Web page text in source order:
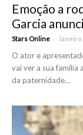
Emoção a
Garcia
Stars Online - Janeiro
O ator e
vai ver a sua família
da paternidade...